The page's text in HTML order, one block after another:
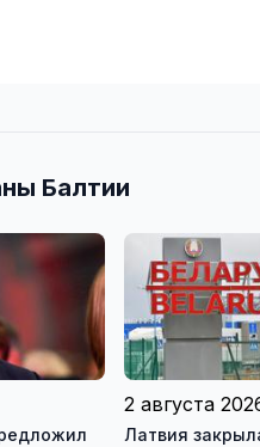
Балтии
2 августа
Латвия